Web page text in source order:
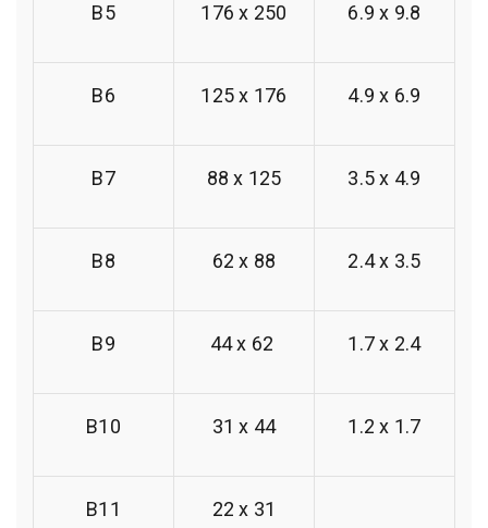
B5 176 x 250 6.9 x 9.8
B6 125 x 176 4.9 x 6.9
B7 88 x 125 3.5 x 4.9
B8 62 x 88 2.4 x 3.5
B9 44 x 62 1.7 x 2.4
B10 31 x 44 1.2 x 1.7
B11 22 x 31